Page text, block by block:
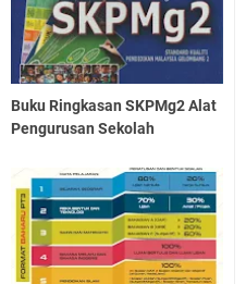
Buku Ringkasan SKPMg2 Alat
Pengurusan Sekolah